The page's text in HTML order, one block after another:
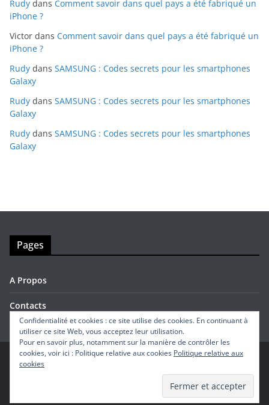
Rudy dans Comment savoir dans quel pays a été fabriqué un
iPhone ?
Victor dans Comment savoir dans quel pays a été fabriqué un
iPhone ?
Rudy dans SAMSUNG : Codes secrets pour les smartphones
Galaxy
Rudy dans SAMSUNG : Codes secrets pour les smartphones
Galaxy
Rudy dans SAMSUNG : Codes secrets pour les smartphones
Galaxy
Pages
A Propos
Contacts
. Tous droits réservés.
par ThemeGrill. Propulsé parWordPress
Confidentialité et cookies : ce site utilise des cookies. En continuant à
utiliser ce site Web, vous acceptez leur utilisation.
Pour en savoir plus, notamment sur la manière de contrôler les
cookies, voir ici : Politique relative aux cookies Politique relative aux
cookies